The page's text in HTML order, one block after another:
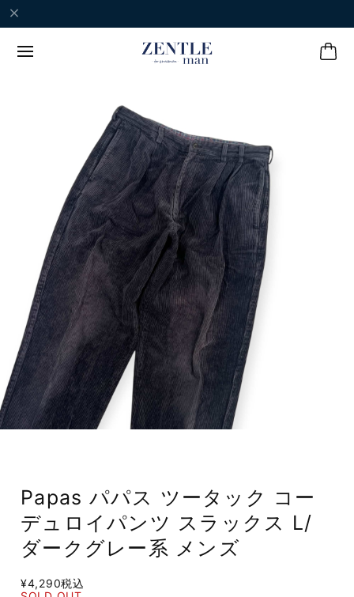
Papas パパス ツータック コー
デュロイパンツ スラックス L/
ダークグレー系 メンズ
¥4,290税込